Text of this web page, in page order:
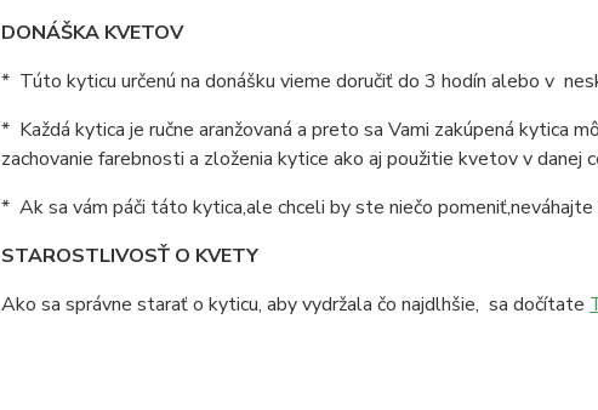
DONÁŠKA KVETOV
* Túto kyticu určenú na donášku vieme doručiť do 3 hodín alebo v
* Každá kytica je ručne aranžovaná a preto sa Vami zakúpená kytica
zachovanie farebnosti a zloženia kytice ako aj použitie kvetov v danej
* Ak sa vám páči táto kytica,ale chceli by ste niečo
STAROSTLIVOSŤ O KVETY
Ako sa správne starať o kyticu, aby vydržala čo najdlhšie, sa dočítate